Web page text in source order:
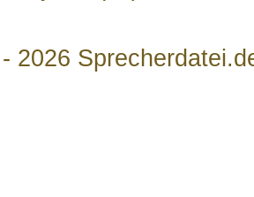
2026